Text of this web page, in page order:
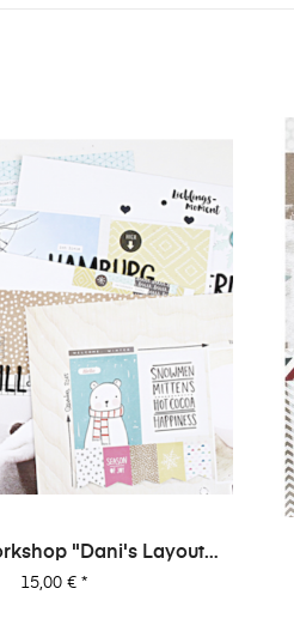
"Dani's Layout
Vol. 1
Preis
15,00 €*